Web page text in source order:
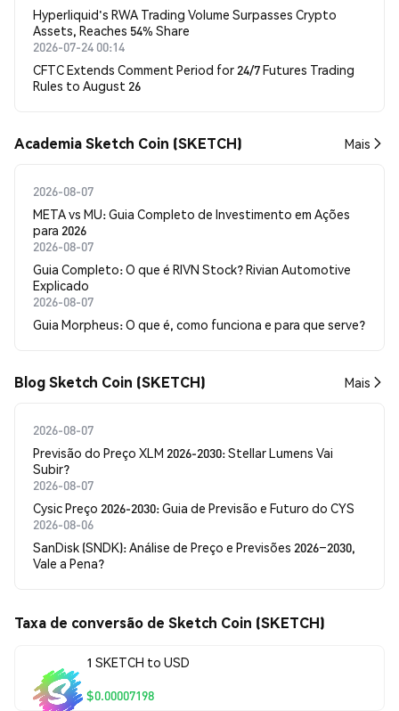
Hyperliquid's RWA Trading Volume Surpasses Crypto
Assets, Reaches 54% Share
2026-07-24 00:14
CFTC Extends Comment Period for 24/7 Futures Trading
Rules to August 26
Academia Sketch Coin (SKETCH) Mais
2026-08-07
META vs MU: Guia Completo de Investimento em Ações
para 2026
2026-08-07
Guia Completo: O que é RIVN Stock? Rivian Automotive
Explicado
2026-08-07
Guia Morpheus: O que é, como funciona e para que serve?
Blog Sketch Coin (SKETCH) Mais
2026-08-07
Previsão do Preço XLM 2026-2030: Stellar Lumens Vai
Subir?
2026-08-07
Cysic Preço 2026-2030: Guia de Previsão e Futuro do CYS
2026-08-06
SanDisk (SNDK): Análise de Preço e Previsões 2026–2030,
Vale a Pena?
Taxa de conversão de Sketch Coin (SKETCH)
1 SKETCH to USD
$0.00007198